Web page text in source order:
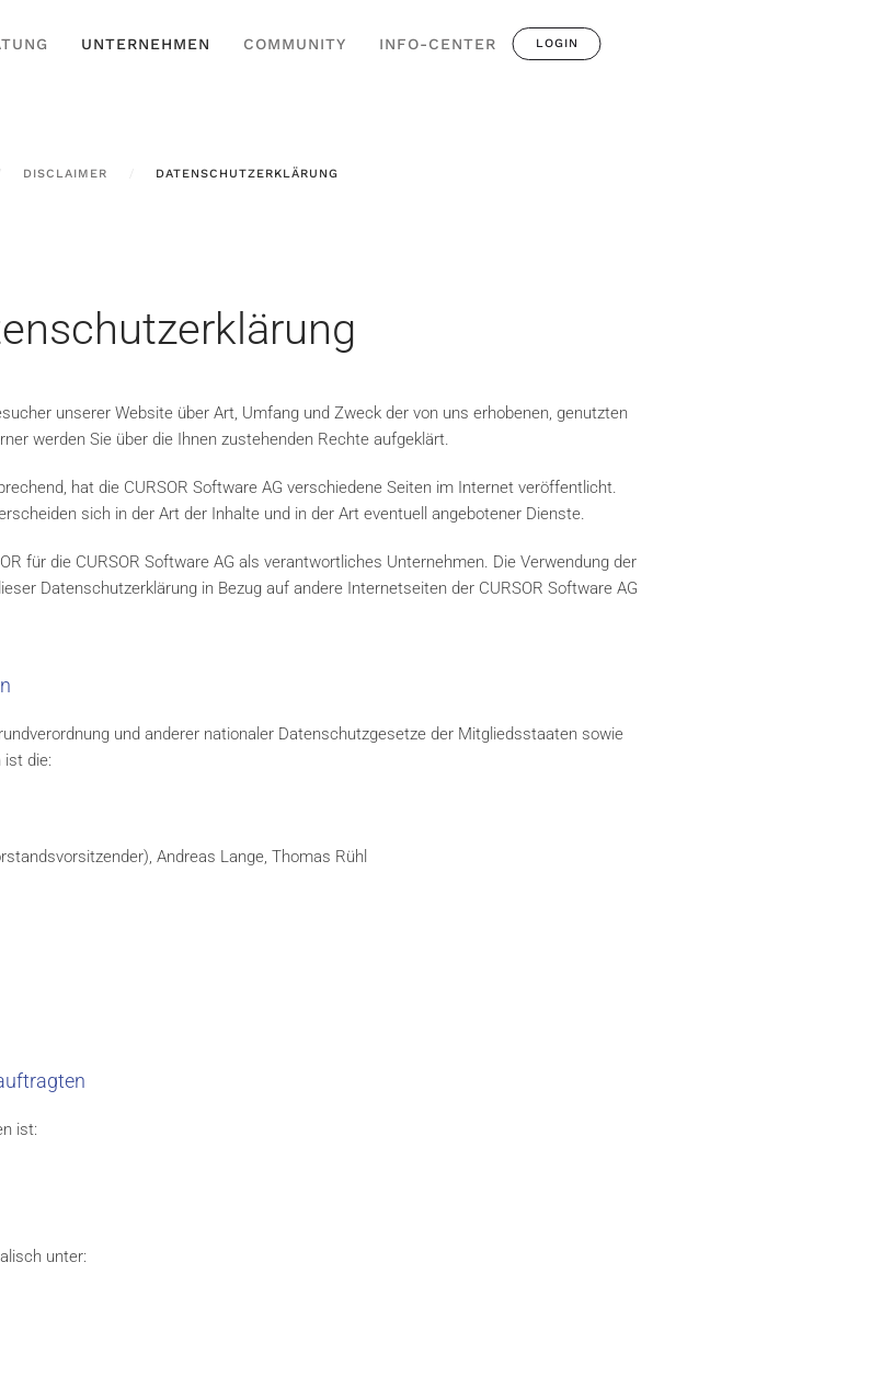
UNTERNEHMEN COMMUNITY INFO-CENTER LOGIN
DISCLAIMER DATENSCHUTZERKLÄRUNG
unserer Website über Art, Umfang und Zweck der von uns erhobenen, genutzten
werden Sie über die Ihnen zustehenden Rechte aufgeklärt.
hat die CURSOR Software AG verschiedene Seiten im Internet veröffentlicht.
sich in der Art der Inhalte und in der Art eventuell angebotener Dienste.
für die CURSOR Software AG als verantwortliches Unternehmen. Die Verwendung der
Datenschutzerklärung in Bezug auf andere Internetseiten der CURSOR Software AG
und anderer nationaler Datenschutzgesetze der Mitgliedsstaaten sowie
die:
Andreas Lange, Thomas Rühl
ist:
unter: